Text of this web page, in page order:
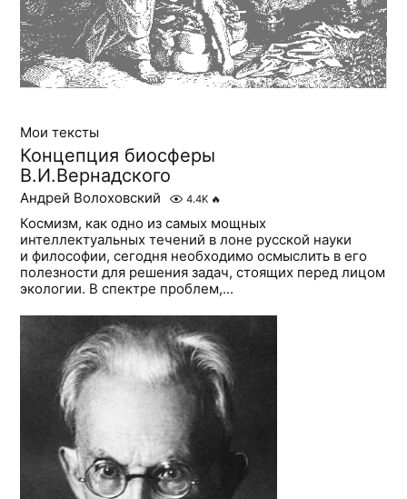
Мои тексты
Концепция биосферы
В.И.Вернадского
Андрей Волоховский 4.4K 🔥
Космизм, как одно из самых мощных
интеллектуальных течений в лоне русской науки
и философии, сегодня необходимо осмыслить в его
полезности для решения задач, стоящих перед лицом
экологии. В спектре проблем,...